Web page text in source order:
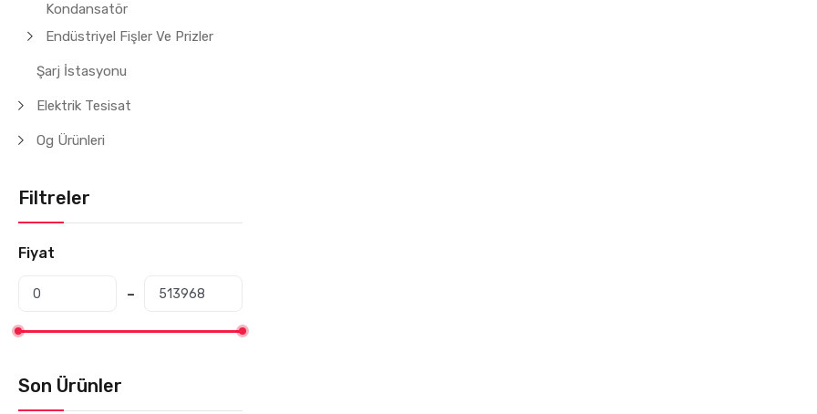
Kondansatör
Endüstriyel Fişler Ve Prizler
Şarj İstasyonu
Elektrik Tesisat
Og Ürünleri
Filtreler
Fiyat
Son Ürünler